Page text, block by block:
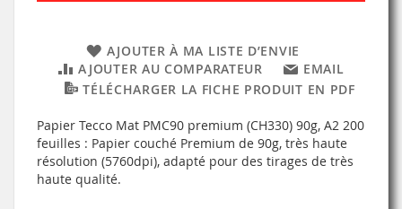
AJOUTER À MA LISTE D’ENVIE
AJOUTER AU COMPARATEUR
EMAIL
TÉLÉCHARGER LA FICHE PRODUIT EN PDF
Papier Tecco Mat PMC90 premium (CH330) 90g, A2 200
feuilles : Papier couché Premium de 90g, très haute
résolution (5760dpi), adapté pour des tirages de très
haute qualité.